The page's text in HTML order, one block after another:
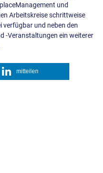
und
Arbeitskreise schrittweise
verfügbar und neben den
-Veranstaltungen ein weiterer
mitteilen